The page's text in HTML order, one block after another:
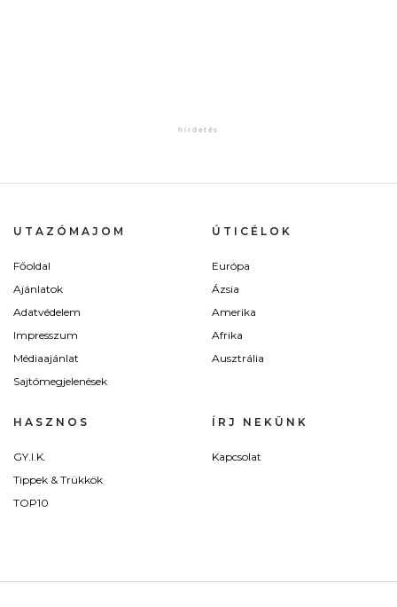
UTAZÓMAJOM
Főoldal
Ajánlatok
Adatvédelem
Impresszum
Médiaajánlat
Sajtómegjelenések
ÚTICÉLOK
Európa
Ázsia
Amerika
Afrika
Ausztrália
HASZNOS
GY.I.K.
Tippek & Trükkök
TOP10
ÍRJ NEKÜNK
Kapcsolat